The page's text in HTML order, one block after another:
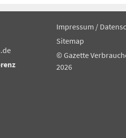
Impressum /
Sitemap
© Gazette
2026